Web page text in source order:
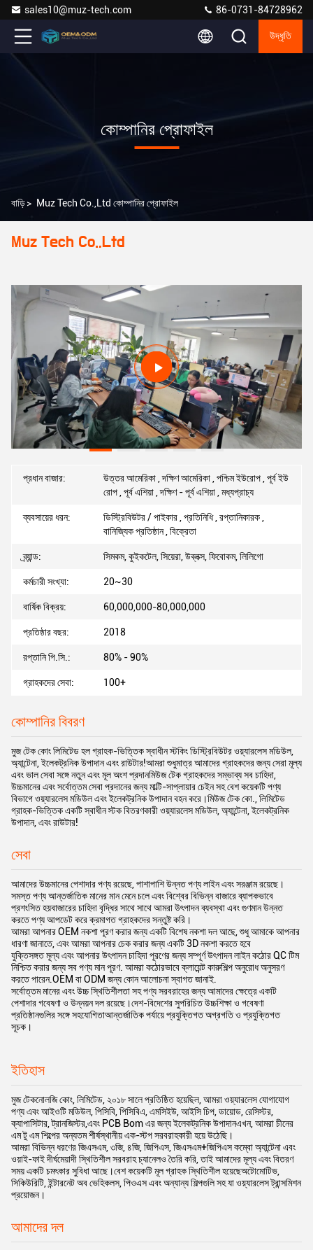
sales10@muz-tech.com 86-0731-84728962
উদ্ধৃতি
কোম্পানির প্রোফাইল
বাড়ি> Muz Tech Co.,Ltd কোম্পানির প্রোফাইল
Muz Tech Co.,Ltd
প্রধান বাজার:
উত্তর আমেরিকা , দক্ষিণ আমেরিকা , পশ্চিম ইউরোপ , পূর্ব ইউ
রোপ , পূর্ব এশিয়া , দক্ষিণ - পূর্ব এশিয়া , মধ্যপ্রাচ্য
ব্যবসায়ের ধরন:
ডিস্ট্রিবিউটর / পাইকার , প্রতিনিধি , রপ্তানিকারক ,
বানিজ্যিক প্রতিষ্ঠান , বিক্রেতা
ব্র্যান্ড: সিমকম, কুইকটেল, সিয়েরা, উব্লক্স, ফিবোকম, লিলিগো
কর্মচারী সংখ্যা: 20~30
বার্ষিক বিক্রয়: 60,000,000-80,000,000
প্রতিষ্ঠার বছর: 2018
রপ্তানি পি.সি.: 80% - 90%
গ্রাহকদের সেবা: 100+
কোম্পানির বিবরণ
মুজ টেক কোং লিমিটেড হল গ্রাহক-ভিত্তিক স্বাধীন স্টকিং ডিস্ট্রিবিউটর ওয়্যারলেস মডিউল,
অ্যান্টেনা, ইলেকট্রনিক উপাদান এবং রাউটার!আমরা শুধুমাত্র আমাদের গ্রাহকদের জন্য সেরা মূল্য
এবং ভাল সেবা সঙ্গে নতুন এবং মূল অংশ প্রদানমিউজ টেক গ্রাহকদের সম্ভাব্য সব চাহিদা,
উচ্চমানের এবং সর্বোত্তম সেবা প্রদানের জন্য মাল্টি-সাপ্লায়ার চেইন সহ বেশ কয়েকটি পণ্য
বিভাগে ওয়্যারলেস মডিউল এবং ইলেকট্রনিক উপাদান বহন করে।মিউজ টেক কো., লিমিটেড
গ্রাহক-ভিত্তিক একটি স্বাধীন স্টক বিতরণকারী ওয়্যারলেস মডিউল, অ্যান্টেনা, ইলেকট্রনিক
উপাদান, এবং রাউটার!
সেবা
আমাদের উচ্চমানের পেশাদার পণ্য রয়েছে, পাশাপাশি উন্নত পণ্য লাইন এবং সরঞ্জাম রয়েছে।
সমস্ত পণ্য আন্তর্জাতিক মানের মান মেনে চলে এবং বিশ্বের বিভিন্ন বাজারে ব্যাপকভাবে
প্রশংসিত হয়বাজারের চাহিদা বৃদ্ধির সাথে সাথে আমরা উৎপাদন ব্যবস্থা এবং গুণমান উন্নত
করতে পণ্য আপডেট করে ক্রমাগত গ্রাহকদের সন্তুষ্ট করি।
আমরা আপনার OEM নকশা পূরণ করার জন্য একটি বিশেষ নকশা দল আছে, শুধু আমাকে আপনার
ধারণা জানাতে, এবং আমরা আপনার চেক করার জন্য একটি 3D নকশা করতে হবে
যুক্তিসঙ্গত মূল্য এবং আপনার উৎপাদন চাহিদা পূরণের জন্য সম্পূর্ণ উৎপাদন লাইন কঠোর QC টিম
নিশ্চিত করার জন্য সব পণ্য মান পূরণ. আমরা কঠোরভাবে ক্লায়েন্ট কারুশিল্প অনুরোধ অনুসরণ
করতে পারেন.OEM বা ODM জন্য কোন আলোচনা স্বাগত জানাই.
সর্বোত্তম মানের এবং উচ্চ স্থিতিশীলতা সহ পণ্য সরবরাহের জন্য আমাদের ক্ষেত্রে একটি
পেশাদার গবেষণা ও উন্নয়ন দল রয়েছে।দেশ-বিদেশের সুপরিচিত উচ্চশিক্ষা ও গবেষণা
প্রতিষ্ঠানগুলির সঙ্গে সহযোগিতাআন্তর্জাতিক পর্যায়ে প্রযুক্তিগত অগ্রগতি ও প্রযুক্তিগত
সূচক।
ইতিহাস
মুজ টেকনোলজি কোং, লিমিটেড, ২০১৮ সালে প্রতিষ্ঠিত হয়েছিল, আমরা ওয়্যারলেস যোগাযোগ
পণ্য এবং আইওটি মডিউল, পিসিবি, পিসিবিএ, এমসিইউ, আইসি চিপ, ডায়োড, রেসিস্টর,
ক্যাপাসিটার, ট্রানজিস্টর,এবং PCB Bom এর জন্য ইলেকট্রনিক উপাদানএখন, আমরা চীনের
এম টু এম শিল্পের অন্যতম শীর্ষস্থানীয় এক-স্টপ সরবরাহকারী হয়ে উঠেছি।
আমরা বিভিন্ন ধরণের জিএসএম, ৩জি, ৪জি, জিপিএস, জিএসএম+জিপিএস কম্বো অ্যান্টেনা এবং
ওয়াই-ফাই দীর্ঘমেয়াদী স্থিতিশীল সরবরাহ চ্যানেলও তৈরি করি, তাই আমাদের মূল্য এবং বিতরণ
সময় একটি চমৎকার সুবিধা আছে।বেশ কয়েকটি মূল গ্রাহক স্থিতিশীল হয়েছেঅটোমোটিভ,
সিকিউরিটি, ইন্টারনেট অব ভেহিকলস, পিওএস এবং অন্যান্য শিল্পগুলি সহ যা ওয়্যারলেস ট্রান্সমিশন
প্রয়োজন।
আমাদের দল